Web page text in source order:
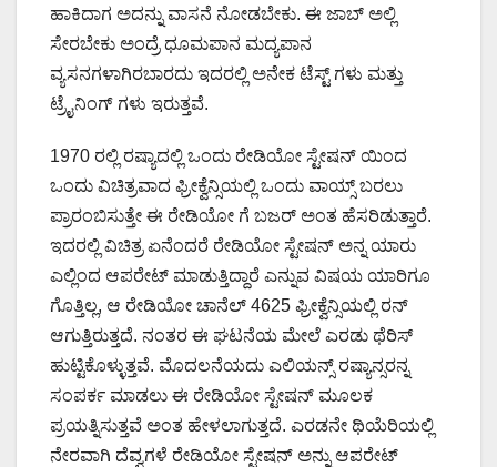
ಹಾಕಿದಾಗ ಅದನ್ನು ವಾಸನೆ ನೋಡಬೇಕು. ಈ ಜಾಬ್ ಅಲ್ಲಿ
ಸೇರಬೇಕು ಅಂದ್ರೆ ಧೂಮಪಾನ ಮದ್ಯಪಾನ
ವ್ಯಸನಗಳಾಗಿರಬಾರದು ಇದರಲ್ಲಿ ಅನೇಕ ಟೆಸ್ಟ್ ಗಳು ಮತ್ತು
ಟ್ರೈನಿಂಗ್ ಗಳು ಇರುತ್ತವೆ.
1970 ರಲ್ಲಿ ರಷ್ಯಾದಲ್ಲಿ ಒಂದು ರೇಡಿಯೋ ಸ್ಟೇಷನ್ ಯಿಂದ
ಒಂದು ವಿಚಿತ್ರವಾದ ಫ್ರೀಕ್ವೆನ್ಸಿಯಲ್ಲಿ ಒಂದು ವಾಯ್ಸ್ ಬರಲು
ಪ್ರಾರಂಬಿಸುತ್ತೇ ಈ ರೇಡಿಯೋ ಗೆ ಬಜರ್ ಅಂತ ಹೆಸರಿಡುತ್ತಾರೆ.
ಇದರಲ್ಲಿ ವಿಚಿತ್ರ ಏನೆಂದರೆ ರೇಡಿಯೋ ಸ್ಟೇಷನ್ ಅನ್ನ ಯಾರು
ಎಲ್ಲಿಂದ ಆಪರೇಟ್ ಮಾಡುತ್ತಿದ್ದಾರೆ ಎನ್ನುವ ವಿಷಯ ಯಾರಿಗೂ
ಗೊತ್ತಿಲ್ಲ, ಆ ರೇಡಿಯೋ ಚಾನೆಲ್ 4625 ಫ್ರೀಕ್ವೆನ್ಸಿಯಲ್ಲಿ ರನ್
ಆಗುತ್ತಿರುತ್ತದೆ. ನಂತರ ಈ ಘಟನೆಯ ಮೇಲೆ ಎರಡು ಥೆರಿಸ್
ಹುಟ್ಟಿಕೊಳ್ಳುತ್ತವೆ. ಮೊದಲನೆಯದು ಎಲಿಯನ್ಸ್ ರಷ್ಯಾನ್ಸರನ್ನ
ಸಂಪರ್ಕ ಮಾಡಲು ಈ ರೇಡಿಯೋ ಸ್ಟೇಷನ್ ಮೂಲಕ
ಪ್ರಯತ್ನಿಸುತ್ತವೆ ಅಂತ ಹೇಳಲಾಗುತ್ತದೆ. ಎರಡನೇ ಥಿಯೆರಿಯಲ್ಲಿ
ನೇರವಾಗಿ ದೆವ್ವಗಳೆ ರೇಡಿಯೋ ಸ್ಟೇಷನ್ ಅನ್ನು ಆಪರೇಟ್